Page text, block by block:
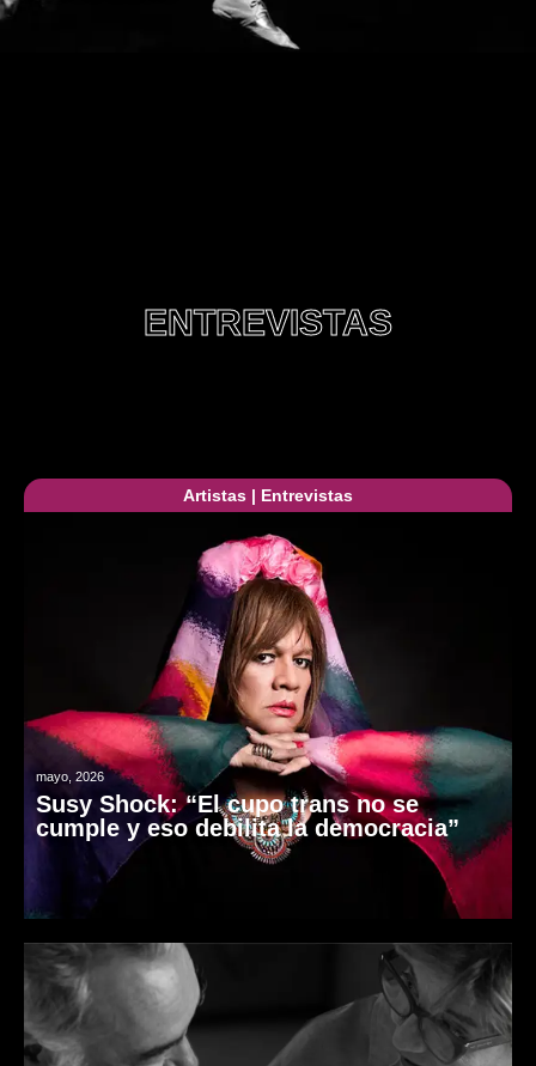
ENTREVISTAS
Artistas | Entrevistas
mayo, 2026
Susy Shock: “El cupo trans no se
cumple y eso debilita la democracia”